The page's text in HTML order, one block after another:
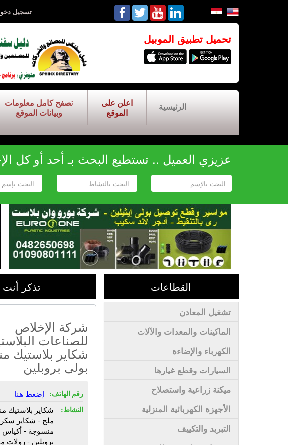
تسجيل
تحميل تطبيق الموبيل
الرئيسية
اعلن على
الموقع
تصفح كامل معلومات
وبيانات الموقع
عزيزي العميل .. تستطيع البحث بـ أحد أو كل
القطاعات
تشغيل المعادن
الماكينات والمعدات والآلات
الكهرباء والإضاءة
السيارات وقطع غيارها
ميكنة زراعية واستصلاح
الأجهزة الكهربائية المنزلية
التبريد والتكييف
تذكر
شركة الإخلاص
للصناعات
شكاير بلاستيك
بولى بروبلين
رقم الهاتف: إضغط هنا
النشاط:
شكاير بلاستيك
ملح - شكاير سكر
منسوجة - أكياس
بروبلين -